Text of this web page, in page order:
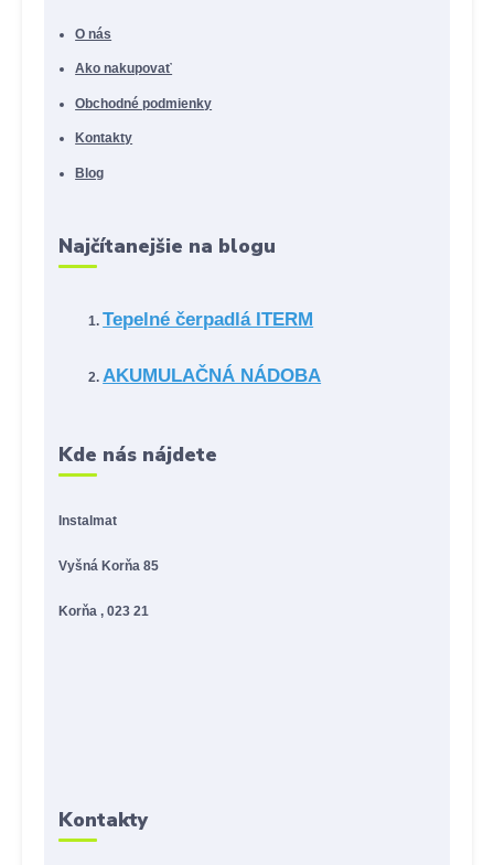
O nás
Ako nakupovať
Obchodné podmienky
Kontakty
Blog
Najčítanejšie na blogu
Tepelné čerpadlá ITERM
AKUMULAČNÁ NÁDOBA
Kde nás nájdete
Instalmat
Vyšná Korňa 85
Korňa , 023 21
Kontakty